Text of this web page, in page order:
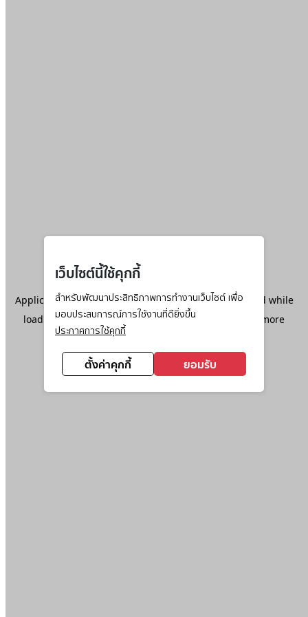
เว็บไซต์นี้ใช้คุกกี้
สำหรับพัฒนาประสิทธิภาพการทำงานเว็บไซต์ เพื่อ
มอบประสบการณ์การใช้งานที่ดียิ่งขึ้น
ประกาศการใช้คุกกี้
ตั้งค่าคุกกี้ ยอมรับ
Application error: aclient-side exception has occurred while
loadingwww.ktc.co.th(see the browser console
for more
information).